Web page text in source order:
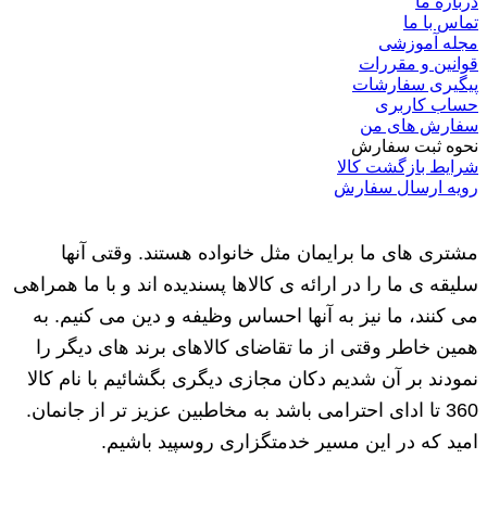
تماس با ما
مجله آموزشی
قوانین و مقررات
پیگیری سفارشات
حساب کاربری
سفارش های من
نحوه ثبت سفارش
شرایط بازگشت کالا
رویه ارسال سفارش
مشتری های ما برایمان مثل خانواده هستند. وقتی آنها
سلیقه ی ما را در ارائه ی کالاها پسندیده اند و با ما همراهی
می کنند، ما نیز به آنها احساس وظیفه و دین می کنیم. به
همین خاطر وقتی از ما تقاضای کالاهای برند های دیگر را
نمودند بر آن شدیم دکان مجازی دیگری بگشائیم با نام کالا
360 تا ادای احترامی باشد به مخاطبین عزیز تر از جانمان.
امید که در این مسیر خدمتگزاری روسپید باشیم.